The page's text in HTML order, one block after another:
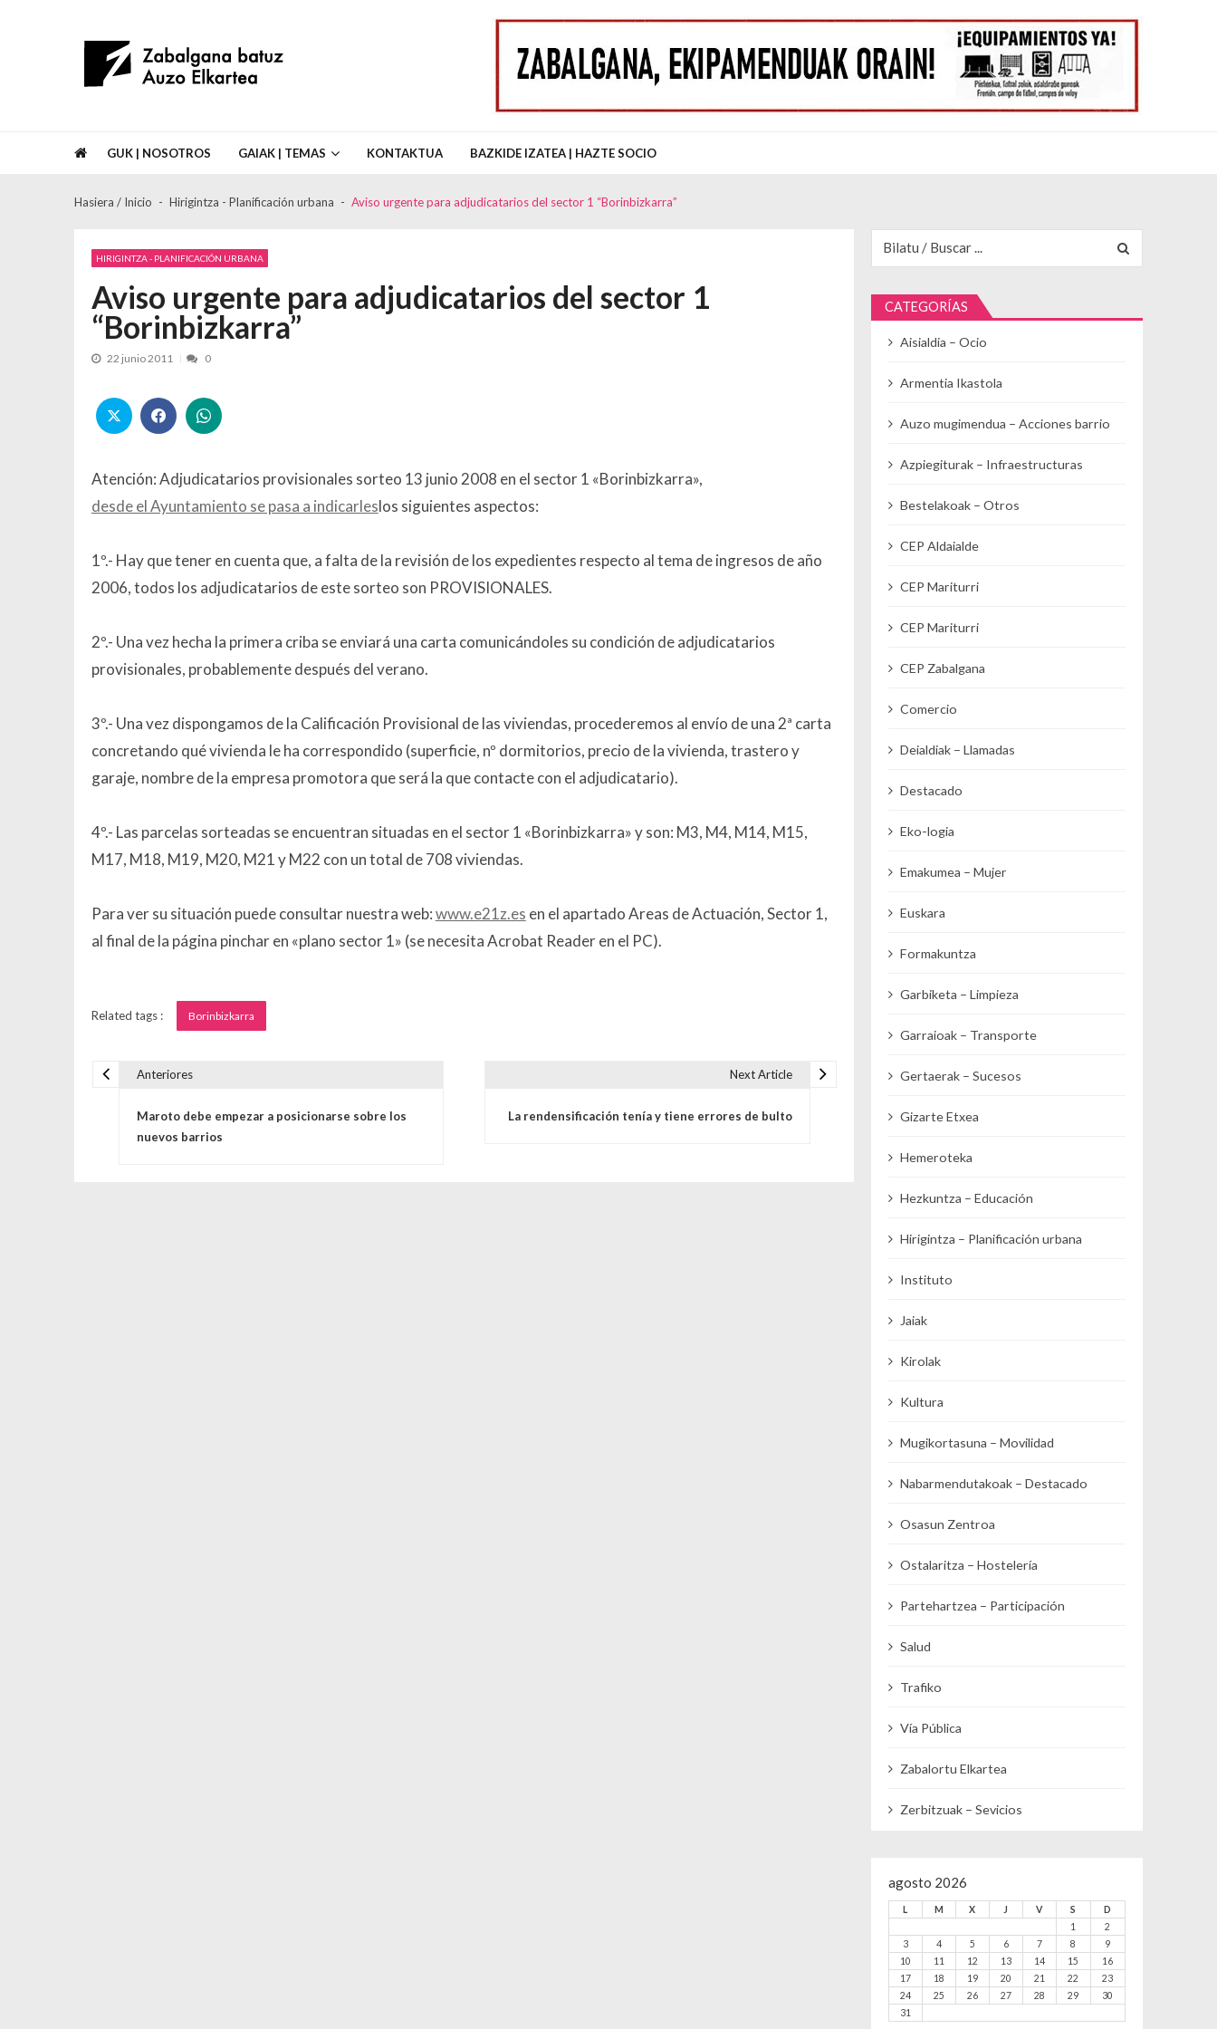
Asociación de Vecinos Zabalgana Batuz Auzo Elkartea
GUK | NOSOTROS GAIAK | TEMAS KONTAKTUA BAZKIDE IZATEA | HAZTE SOCIO
Hasiera / Inicio Hirigintza - Planificación urbana Aviso urgente para adjudicatarios del sector 1 “Borinbizkarra”
HIRIGINTZA - PLANIFICACIÓN URBANA
Aviso urgente para adjudicatarios del sector 1
“Borinbizkarra”
22 junio 2011 0
Atención: Adjudicatarios provisionales sorteo 13 junio 2008 en el sector 1 «Borinbizkarra»,
desde el Ayuntamiento se pasa a indicarleslos siguientes aspectos:
1º.- Hay que tener en cuenta que, a falta de la revisión de los expedientes respecto al tema de ingresos de año
2006, todos los adjudicatarios de este sorteo son PROVISIONALES.
2º.- Una vez hecha la primera criba se enviará una carta comunicándoles su condición de adjudicatarios
provisionales, probablemente después del verano.
3º.- Una vez dispongamos de la Calificación Provisional de las viviendas, procederemos al envío de una 2ª carta
concretando qué vivienda le ha correspondido (superficie, nº dormitorios, precio de la vivienda, trastero y
garaje, nombre de la empresa promotora que será la que contacte con el adjudicatario).
4º.- Las parcelas sorteadas se encuentran situadas en el sector 1 «Borinbizkarra» y son: M3, M4, M14, M15,
M17, M18, M19, M20, M21 y M22 con un total de 708 viviendas.
Para ver su situación puede consultar nuestra web:www.e21z.es en el apartado Areas de Actuación, Sector 1,
al final de la página pinchar en «plano sector 1» (se necesita Acrobat Reader en el PC).
Related tags : Borinbizkarra
Anteriores
Maroto debe empezar a posicionarse sobre los
nuevos barrios
Next Article
La rendensificación tenía y tiene errores de bulto
CATEGORÍAS
Aisialdia – Ocio
Armentia Ikastola
Auzo mugimendua – Acciones barrio
Azpiegiturak – Infraestructuras
Bestelakoak – Otros
CEP Aldaialde
CEP Mariturri
CEP Mariturri
CEP Zabalgana
Comercio
Deialdiak – Llamadas
Destacado
Eko-logia
Emakumea – Mujer
Euskara
Formakuntza
Garbiketa – Limpieza
Garraioak – Transporte
Gertaerak – Sucesos
Gizarte Etxea
Hemeroteka
Hezkuntza – Educación
Hirigintza – Planificación urbana
Instituto
Jaiak
Kirolak
Kultura
Mugikortasuna – Movilidad
Nabarmendutakoak – Destacado
Osasun Zentroa
Ostalaritza – Hostelería
Partehartzea – Participación
Salud
Trafiko
Vía Pública
Zabalortu Elkartea
Zerbitzuak – Sevicios
agosto 2026
L M X J V S
D
1
2
3
4 5 6 7 8
9
10
11 12 13 14 15
16
17
18 19 20 21 22
23
24
25 26 27 28 29
30
31